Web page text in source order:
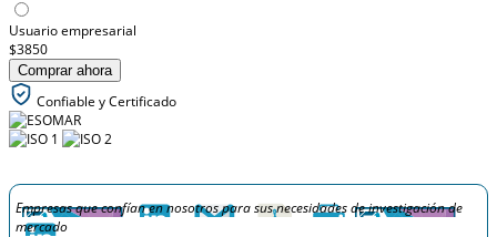
Usuario empresarial
$3850
Comprar ahora
Confiable y Certificado
Empresas que confían en nosotros para sus necesidades de investigación de
mercado